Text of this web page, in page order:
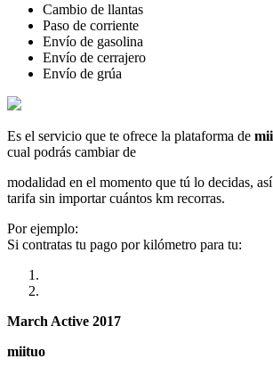
Cambio de llantas
Paso de corriente
Envío de gasolina
Envío de cerrajero
Envío de grúa
Es el servicio que te ofrece la plataforma de
cual podrás cambiar de
modalidad en el momento que tú lo decidas,
tarifa sin importar cuántos km recorras.
Por ejemplo:
Si contratas tu pago por kilómetro para tu:
March Active 2017
miituo